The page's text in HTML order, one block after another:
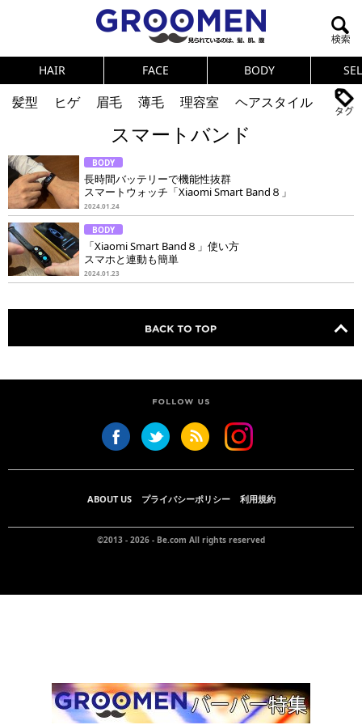
HAIR FACE BODY
髪型 ヒゲ 眉毛 薄毛 理容室
ヘアスタイル
体臭 ニオイ
連載
メンズコスメ
NEWS PICK UP 筋肉
テストステロン
海外セレブ
健康
スキンケア 食事
調査結果
トレーニング
好印象な男
頭皮ケア
スマートバンド
BODY
長時間バッテリーで機能性抜群
スマートウォッチ「Xiaomi Smart Band８」
2024.01.24
BODY
「Xiaomi Smart Band８」使い方
スマホと連動も簡単
2024.01.23
ABOUT US プライバシーポリシー 利用規約
©2013 - 2026 - Be.com All rights reserved